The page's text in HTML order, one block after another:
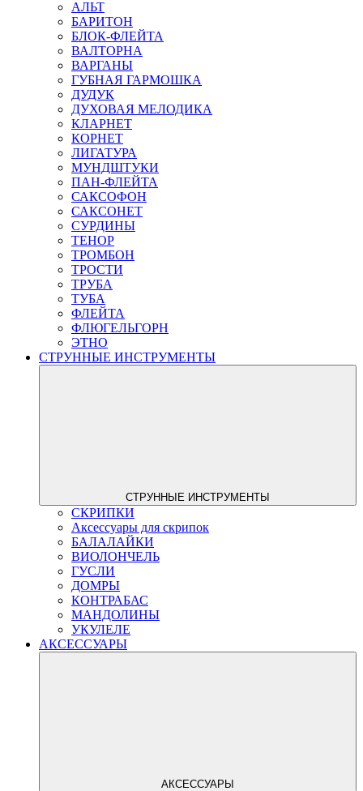
АЛЬТ
БАРИТОН
БЛОК-ФЛЕЙТА
ВАЛТОРНА
ВАРГАНЫ
ГУБНАЯ ГАРМОШКА
ДУДУК
ДУХОВАЯ МЕЛОДИКА
КЛАРНЕТ
КОРНЕТ
ЛИГАТУРА
МУНДШТУКИ
ПАН-ФЛЕЙТА
САКСОФОН
САКСОНЕТ
СУРДИНЫ
ТЕНОР
ТРОМБОН
ТРОСТИ
ТРУБА
ТУБА
ФЛЕЙТА
ФЛЮГЕЛЬГОРН
ЭТНО
СТРУННЫЕ ИНСТРУМЕНТЫ
СТРУННЫЕ ИНСТРУМЕНТЫ
СКРИПКИ
Аксессуары для скрипок
БАЛАЛАЙКИ
ВИОЛОНЧЕЛЬ
ГУСЛИ
ДОМРЫ
КОНТРАБАС
МАНДОЛИНЫ
УКУЛЕЛЕ
АКСЕССУАРЫ
АКСЕССУАРЫ